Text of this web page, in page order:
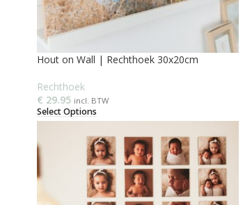
Hout on Wall | Rechthoek 30x20cm
Rechthoek
€ 29.95 incl. BTW
Select Options